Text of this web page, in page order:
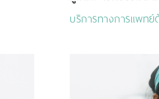
บริการทางการแพท